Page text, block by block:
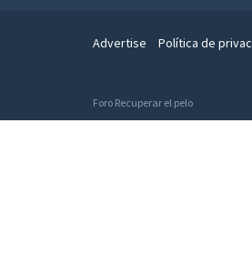
Advertise Política de
Foro Recuperar el pelo